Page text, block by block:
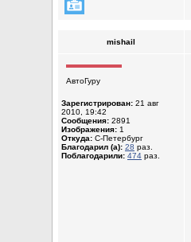
mishail
АвтоГуру
Зарегистрирован: 21 авг
2010, 19:42
Сообщения: 2891
Изображения: 1
Откуда: С-Петербург
Благодарил (а): 28 раз.
Поблагодарили: 474 раз.